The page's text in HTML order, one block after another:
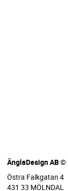
ÄnglaDesign AB ©
Östra Falkgatan 4
431 33 MÖLNDAL